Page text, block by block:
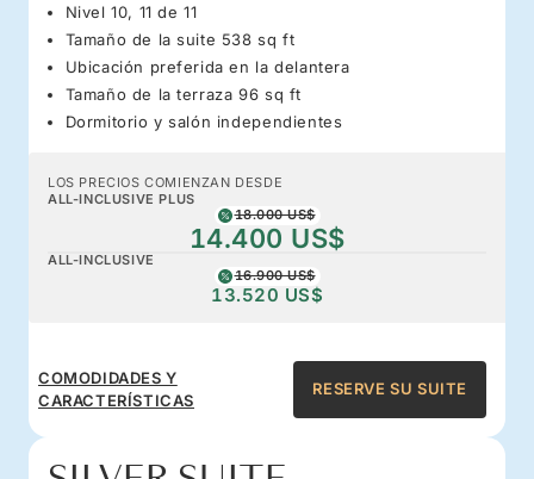
Nivel 10, 11 de 11
Tamaño de la suite 538 sq ft
Ubicación preferida en la delantera
Tamaño de la terraza 96 sq ft
Dormitorio y salón independientes
LOS PRECIOS COMIENZAN DESDE
ALL-INCLUSIVE PLUS
18.000 US$
14.400 US$
ALL-INCLUSIVE
16.900 US$
13.520 US$
COMODIDADES Y
CARACTERÍSTICAS
RESERVE SU SUITE